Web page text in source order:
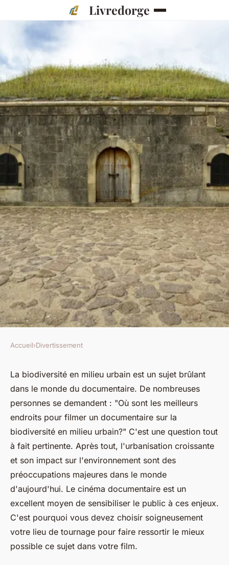
Livredorge
Quels sont les meilleurs
endroits pour filmer un
documentaire sur la
biodiversité en milieu urbain?
Ali•5 juin 2024•6 min de lecture
Accueil›Divertissement
La biodiversité en milieu urbain est un sujet brûlant
dans le monde du documentaire. De nombreuses
personnes se demandent : "Où sont les meilleurs
endroits pour filmer un documentaire sur la
biodiversité en milieu urbain?" C'est une question tout
à fait pertinente. Après tout, l'urbanisation croissante
et son impact sur l'environnement sont des
préoccupations majeures dans le monde
d'aujourd'hui. Le cinéma documentaire est un
excellent moyen de sensibiliser le public à ces enjeux.
C'est pourquoi vous devez choisir soigneusement
votre lieu de tournage pour faire ressortir le mieux
possible ce sujet dans votre film.